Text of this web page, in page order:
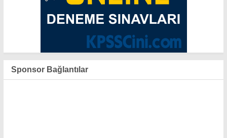
Sponsor Bağlantılar